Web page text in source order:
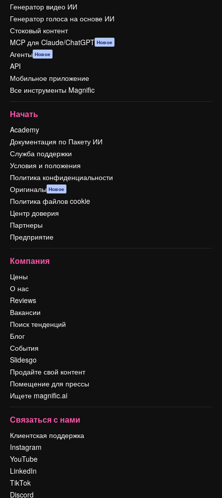
Генератор видео ИИ
Генератор голоса на основе ИИ
Стоковый контент
MCP для Claude/ChatGPT Новое
Агенты Новое
API
Мобильное приложение
Все инструменты Magnific
Начать
Academy
Документация по Пакету ИИ
Служба поддержки
Условия и положения
Политика конфиденциальности
Оригиналы Новое
Политика файлов cookie
Центр доверия
Партнеры
Предприятие
Компания
Цены
О нас
Reviews
Вакансии
Поиск тенденций
Блог
События
Slidesgo
Продайте свой контент
Помещение для прессы
Ищете magnific.ai
Связаться с нами
Клиентская поддержка
Instagram
YouTube
LinkedIn
TikTok
Discord